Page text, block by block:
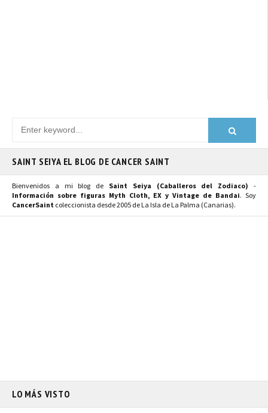
SAINT SEIYA EL BLOG DE CANCER SAINT
Bienvenidos a mi blog de Saint Seiya (Caballeros del Zodiaco) -
Información sobre figuras Myth Cloth, EX y Vintage de Bandai. Soy
CancerSaint coleccionista desde 2005 de La Isla de La Palma (Canarias).
LO MÁS VISTO